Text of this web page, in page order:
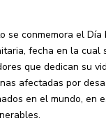
se conmemora el Día
fecha en la cual
que dedican su
afectadas por
en el mundo, en